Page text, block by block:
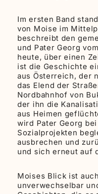
Im ersten Band
von Moise im
beschreibt den
und Pater Georg
heute, über einen
ist die Geschichte
aus Österreich, der
das Elend der
Nordbahnhof von
der ihn die
aus Heimen
wird Pater Georg
Sozialprojekten
ausbrechen und
und sich erneut auf
Moises Blick ist
unverwechselbar